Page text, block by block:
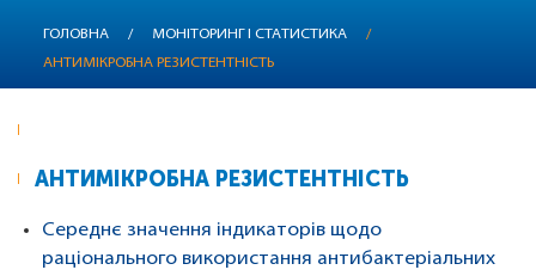
ГОЛОВНА / МОНІТОРИНГ І СТАТИСТИКА
/
АНТИМІКРОБНА РЕЗИСТЕНТНІСТЬ
АНТИМІКРОБНА РЕЗИСТЕНТНІСТЬ
Середнє значення індикаторів щодо
раціонального використання антибактеріальних